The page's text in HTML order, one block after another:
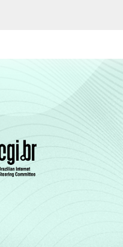
F, G, H,
e 91